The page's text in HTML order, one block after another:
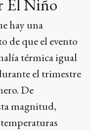
El Niño
hay una
de que el evento
térmica igual
el trimestre
De
magnitud,